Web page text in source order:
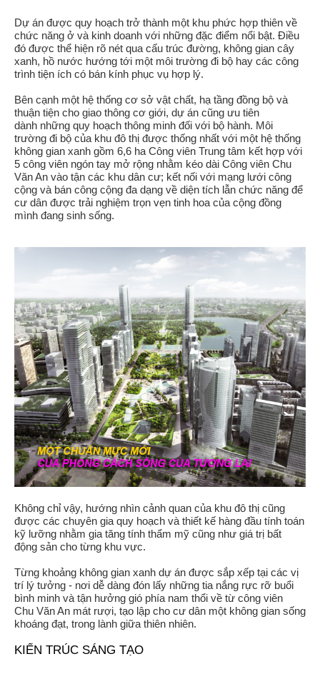
Dự án được quy hoạch trở thành một khu phức hợp thiên về
chức năng ở và kinh doanh với những đặc điểm nổi bật. Điều
đó được thể hiện rõ nét qua cấu trúc đường, không gian cây
xanh, hồ nước hướng tới một môi trường đi bộ hay các công
trình tiện ích có bán kính phục vụ hợp lý.
Bên cạnh một hệ thống cơ sở vật chất, hạ tầng đồng bộ và
thuận tiện cho giao thông cơ giới, dự án cũng ưu tiên
dành những quy hoạch thông minh đối với bộ hành. Môi
trường đi bộ của khu đô thị được thống nhất với một hệ thống
không gian xanh gồm 6,6 ha Công viên Trung tâm kết hợp với
5 công viên ngón tay mở rộng nhằm kéo dài Công viên Chu
Văn An vào tận các khu dân cư; kết nối với mạng lưới công
cộng và bán công cộng đa dạng về diện tích lẫn chức năng để
cư dân được trải nghiệm trọn vẹn tinh hoa của cộng đồng
mình đang sinh sống.
Không chỉ vậy, hướng nhìn cảnh quan của khu đô thị cũng
được các chuyên gia quy hoạch và thiết kế hàng đầu tính toán
kỹ lưỡng nhằm gia tăng tính thẩm mỹ cũng như giá trị bất
động sản cho từng khu vực.
Từng khoảng không gian xanh dự án được sắp xếp tại các vị
trí lý tưởng - nơi dễ dàng đón lấy những tia nắng rực rỡ buổi
bình minh và tận hưởng gió phía nam thổi về từ công viên
Chu Văn An mát rượi, tạo lập cho cư dân một không gian sống
khoáng đạt, trong lành giữa thiên nhiên.
KIẾN TRÚC SÁNG TẠO